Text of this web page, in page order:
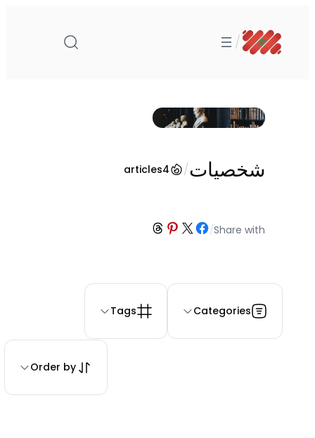
المحتوى
/
شخصيات/
4
articles
Share with
/
Share on Facebook
Share on X
Share on Pinterest
Share on Threads
Categories
Tags
Order by